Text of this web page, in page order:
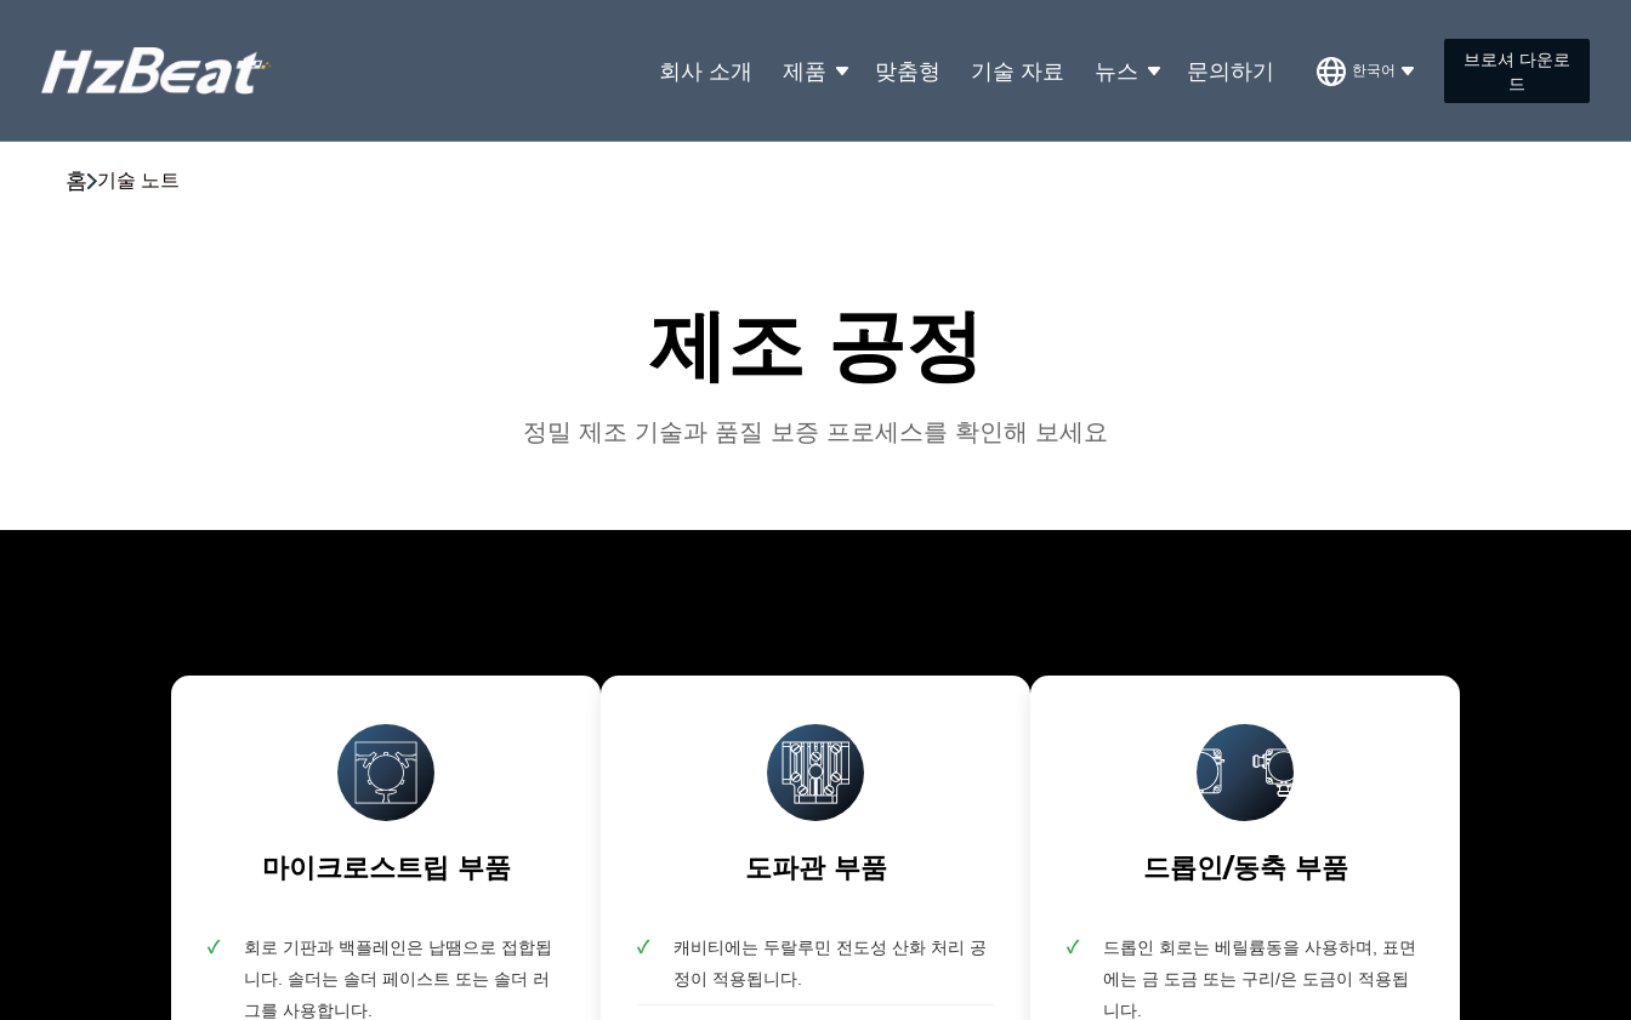
회사 소개 제품 맞춤형 기술 자료 뉴스 문의하기 한국어
브로셔 다운로
드
홈 기술 노트
제조 공정
정밀 제조 기술과 품질 보증 프로세스를 확인해 보세요
마이크로스트립 부품
✓
회로 기판과 백플레인은 납땜으로 접합됩
니다. 솔더는 솔더 페이스트 또는 솔더 러
그를 사용합니다.
도파관 부품
✓
캐비티에는 두랄루민 전도성 산화 처리 공
정이 적용됩니다.
드롭인/동축 부품
✓
드롭인 회로는 베릴륨동을 사용하며, 표면
에는 금 도금 또는 구리/은 도금이 적용됩
니다.